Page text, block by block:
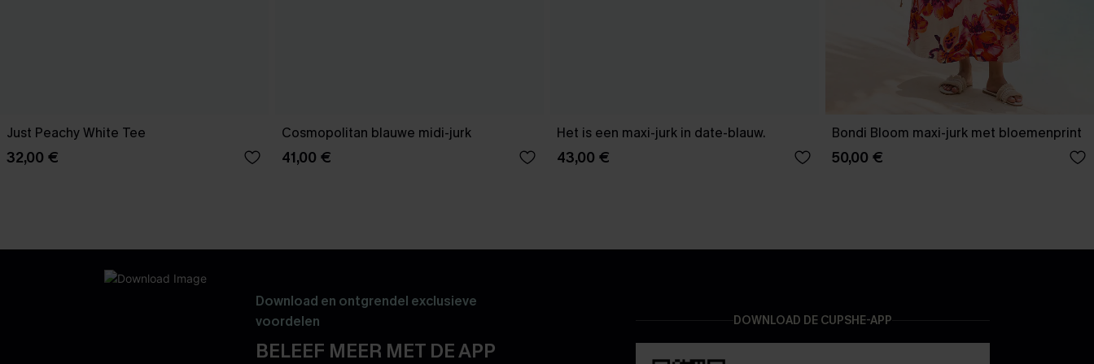
Just Peachy White Tee
32,00 €
Cosmopolitan blauwe midi-jurk
41,00 €
Het is een maxi-jurk in date-blauw.
43,00 €
Bondi Bloom maxi-jurk met bloemenprint
50,00 €
Download en ontgrendel exclusieve
voordelen
BELEEF MEER MET DE APP
DOWNLOAD DE CUPSHE-APP